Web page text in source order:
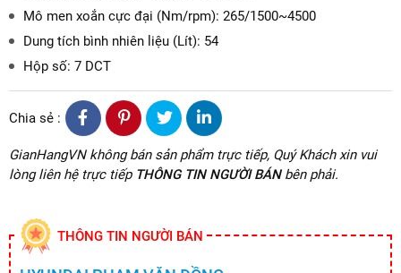
Mô men xoắn cực đại (Nm/rpm): 265/1500~4500
Dung tích bình nhiên liệu (Lít): 54
Hộp số: 7 DCT
Chia sẻ :
GianHangVN không bán sản phẩm trực tiếp, Quý Khách xin vui
lòng liên hệ trực tiếp THÔNG TIN NGƯỜI BÁNbên phải.
THÔNG TIN NGƯỜI BÁN